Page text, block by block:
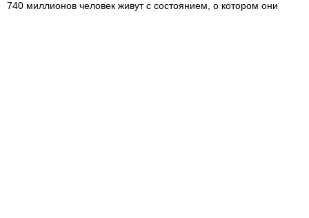
740 миллионов человек живут с состоянием, о котором они